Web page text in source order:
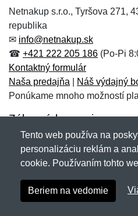
Meno:*
E-mail:
Správa*
E-mail:*
Správa*
Netnakup s.r.o., Tyršova 271,
republika
✉ info@netnakup.sk
☎ +421 222 205 186 (Po-Pi
Kontaktný formulár
Naša predajňa
Náš výdajný
Ponúkame mnoho možností
Zákaznícky servis
Novinky emailom
Copyright © 2007-2026 (19
NetIQ. Všetky práva vyhradené.
Tento web používa na
personalizáciu reklám a
cookie. Používaním tohto
Beriem na vedomie